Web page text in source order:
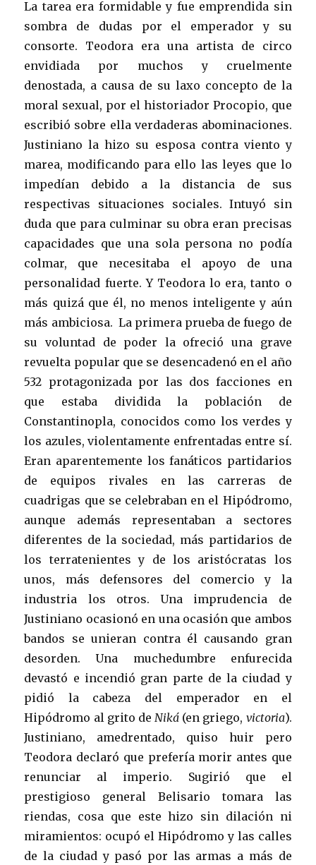
La tarea era formidable y fue emprendida sin
sombra de dudas por el emperador y su
consorte. Teodora era una artista de circo
envidiada por muchos y cruelmente
denostada, a causa de su laxo concepto de la
moral sexual, por el historiador Procopio, que
escribió sobre ella verdaderas abominaciones.
Justiniano la hizo su esposa contra viento y
marea, modificando para ello las leyes que lo
impedían debido a la distancia de sus
respectivas situaciones sociales. Intuyó sin
duda que para culminar su obra eran precisas
capacidades que una sola persona no podía
colmar, que necesitaba el apoyo de una
personalidad fuerte. Y Teodora lo era, tanto o
más quizá que él, no menos inteligente y aún
más ambiciosa. La primera prueba de fuego de
su voluntad de poder la ofreció una grave
revuelta popular que se desencadenó en el año
532 protagonizada por las dos facciones en
que estaba dividida la población de
Constantinopla, conocidos como los verdes y
los azules, violentamente enfrentadas entre sí.
Eran aparentemente los fanáticos partidarios
de equipos rivales en las carreras de
cuadrigas que se celebraban en el Hipódromo,
aunque además representaban a sectores
diferentes de la sociedad, más partidarios de
los terratenientes y de los aristócratas los
unos, más defensores del comercio y la
industria los otros. Una imprudencia de
Justiniano ocasionó en una ocasión que ambos
bandos se unieran contra él causando gran
desorden. Una muchedumbre enfurecida
devastó e incendió gran parte de la ciudad y
pidió la cabeza del emperador en el
Hipódromo al grito de Niká (en griego, victoria).
Justiniano, amedrentado, quiso huir pero
Teodora declaró que prefería morir antes que
renunciar al imperio. Sugirió que el
prestigioso general Belisario tomara las
riendas, cosa que este hizo sin dilación ni
miramientos: ocupó el Hipódromo y las calles
de la ciudad y pasó por las armas a más de